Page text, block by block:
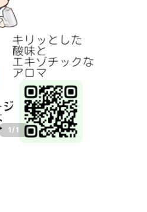
1 /1